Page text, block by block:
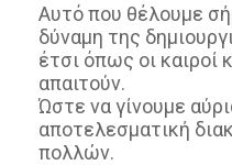
Αυτό που θέλουμε
δύναμη της
έτσι όπως οι καιροί
απαιτούν.
Ώστε να γίνουμε
αποτελεσματική
πολλών.